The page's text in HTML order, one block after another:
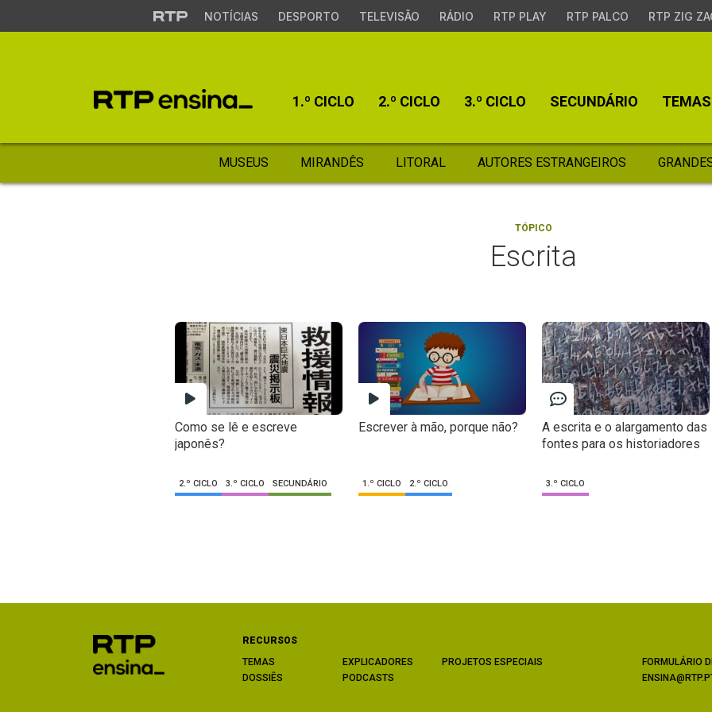
NOTÍCIAS DESPORTO TELEVISÃO RÁDIO RTP PLAY RTP PALCO RTP ZIG
1.º CICLO 2.º CICLO 3.º CICLO SECUNDÁRIO TEMAS
MUSEUS MIRANDÊS LITORAL AUTORES ESTRANGEIROS
TÓPICO
Escrita
Como se lê e escreve
japonês?
2.º CICLO 3.º CICLO SECUNDÁRIO
Escrever à mão, porque não?
1.º CICLO 2.º CICLO
A escrita e o alargamento das
fontes para os historiadores
3.º CICLO
RECURSOS
TEMAS
DOSSIÊS
EXPLICADORES
PODCASTS
PROJETOS ESPECIAIS
FORMULÁRIO